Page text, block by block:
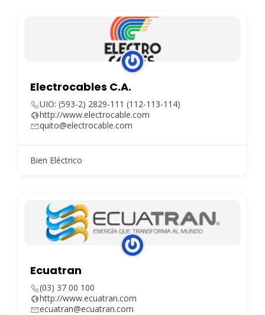
Electrocables C.A.
UIO: (593-2) 2829-111 (112-113-114)
http://www.electrocable.com
quito@electrocable.com
Bien Eléctrico
Ecuatran
(03) 37 00 100
http://www.ecuatran.com
ecuatran@ecuatran.com